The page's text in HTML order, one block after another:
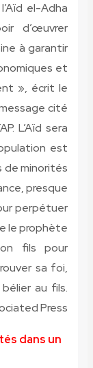
el-Adha
d’œuvrer
à garantir
et
», écrit le
cité
L’Aïd sera
est
de minorités
presque
perpétuer
le prophète
fils pour
sa foi,
au fils.
Press
dans un